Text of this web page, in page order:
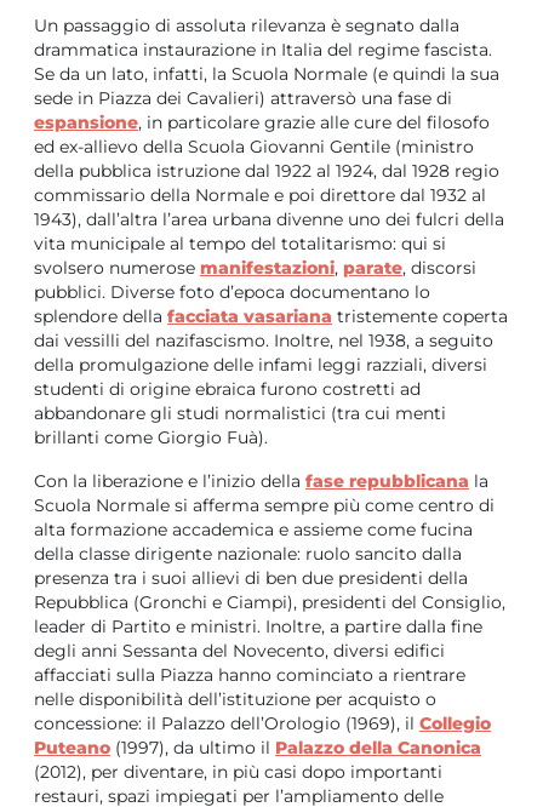
Un passaggio di assoluta rilevanza è segnato dalla
drammatica instaurazione in Italia del regime fascista.
Se da un lato, infatti, la Scuola Normale (e quindi la sua
sede in Piazza dei Cavalieri) attraversò una fase di
espansione, in particolare grazie alle cure del filosofo
ed ex-allievo della Scuola Giovanni Gentile (ministro
della pubblica istruzione dal 1922 al 1924, dal 1928 regio
commissario della Normale e poi direttore dal 1932 al
1943), dall’altra l’area urbana divenne uno dei fulcri della
vita municipale al tempo del totalitarismo: qui si
svolsero numerose manifestazioni, parate, discorsi
pubblici. Diverse foto d’epoca documentano lo
splendore della facciata vasariana tristemente coperta
dai vessilli del nazifascismo. Inoltre, nel 1938, a seguito
della promulgazione delle infami leggi razziali, diversi
studenti di origine ebraica furono costretti ad
abbandonare gli studi normalistici (tra cui menti
brillanti come Giorgio Fuà).
Con la liberazione e l’inizio della fase repubblicana la
Scuola Normale si afferma sempre più come centro di
alta formazione accademica e assieme come fucina
della classe dirigente nazionale: ruolo sancito dalla
presenza tra i suoi allievi di ben due presidenti della
Repubblica (Gronchi e Ciampi), presidenti del Consiglio,
leader di Partito e ministri. Inoltre, a partire dalla fine
degli anni Sessanta del Novecento, diversi edifici
affacciati sulla Piazza hanno cominciato a rientrare
nelle disponibilità dell’istituzione per acquisto o
concessione: il Palazzo dell’Orologio (1969), il Collegio
Puteano (1997), da ultimo il Palazzo della Canonica
(2012), per diventare, in più casi dopo importanti
restauri, spazi impiegati per l’ampliamento delle